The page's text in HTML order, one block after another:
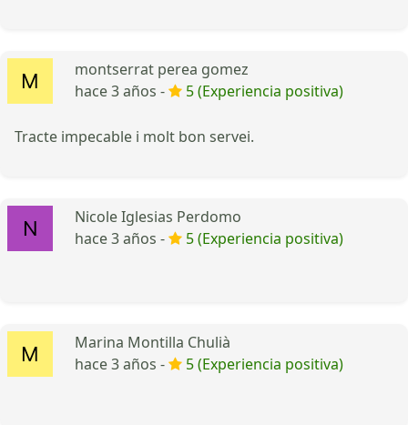
montserrat perea gomez
hace 3 años -
5 (Experiencia positiva)
Tracte impecable i molt bon servei.
Nicole Iglesias Perdomo
hace 3 años -
5 (Experiencia positiva)
Marina Montilla Chulià
hace 3 años -
5 (Experiencia positiva)